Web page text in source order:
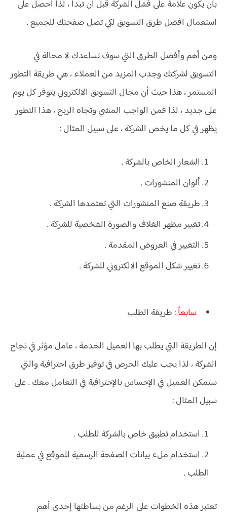
بأن يكون علامة على فشل الشركة قبل أن تبدأ ، لذا احصل على
استعمال افضل طرق التسويق لكي تصل صفحتك للجميع .
ومن أهم وأفضل الطرق التي سوف تساعدك لا محالة في
التسويق لشركتك وجدب المزيد من العملاء ، هي طريقة التطور
المستمر ، هذا حيث أن مجال التسويق الالكتروني يتوفر كل يوم
على جديد ، لذا فمن الواجب المشي وتجاه الربح ، هذا التطور
يظهر في كل ما يخص الشركة ، على سبيل المثال :
الشعار الخاص بالشركة .
ألوان المنشورات .
طريقة صنع المنشورات التي تعتمدها الشركة .
تغيير مظهر الغلاف والصورة الشخصية للشركة .
التغيير في العروض المقدمة .
تغيير شكل الموقع الالكتروني للشركة .
سابعاً: طريقة الطلب
إن الطريقة التي يطلب بها العميل الخدمة ، عامل مؤثر في نجاح
الشركة ، لذا يجب عليك الحرص في توفير طرق احترافية والتي
ستمكن العميل في الإحساس بالإحترافية في التعامل معك . على
سبيل المثال :
استخدام تطبيق خاص بالشركة للطلب .
استخدام ملء بيانات الصفحة الرسمية للموقع في عملية
الطلب .
تعتبر هذه الخطوات على الرغم من بساطتها إحدى أهم